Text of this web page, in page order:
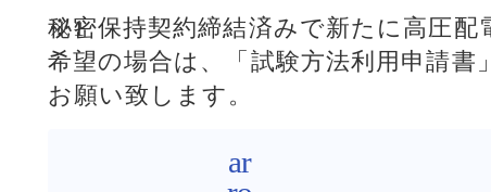
秘密保持契約締結済みで新たに高圧配
希望の場合は、「試験方法利用申請書
お願い致します。